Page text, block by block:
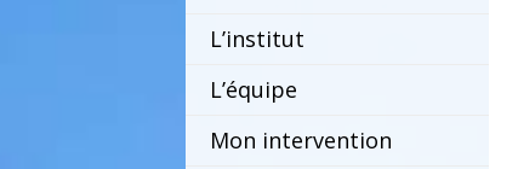
L’institut
L’équipe
Mon intervention